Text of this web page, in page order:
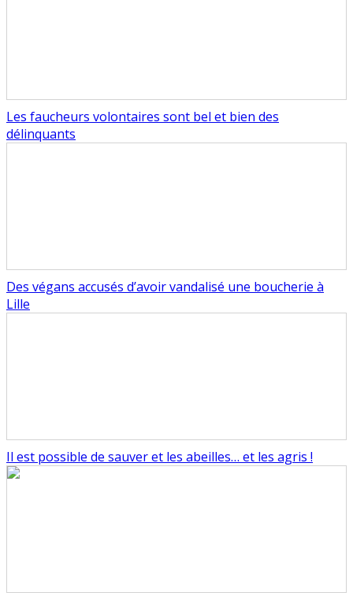
Les faucheurs volontaires sont bel et bien des
délinquants
Des végans accusés d’avoir vandalisé une boucherie à
Lille
Il est possible de sauver et les abeilles… et les agris !